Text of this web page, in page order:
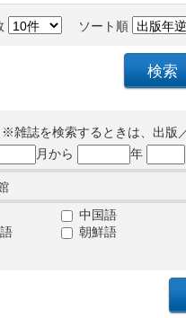
ソート順
※雑誌を検索するときは、出版
月から 年
中国語
朝鮮語